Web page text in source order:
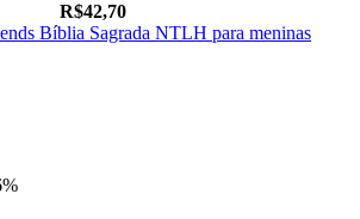
R$42,70